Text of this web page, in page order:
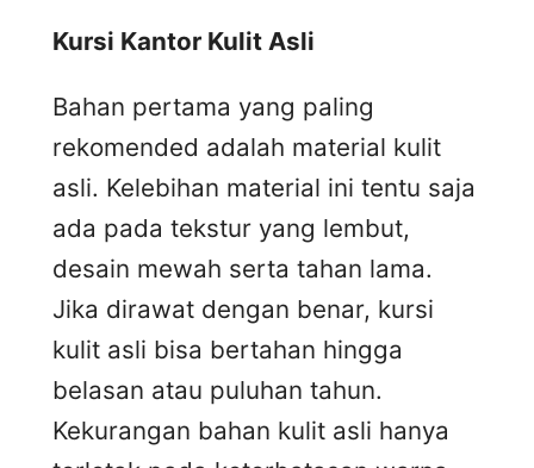
Kursi Kantor Kulit Asli
Bahan pertama yang paling
rekomended adalah material kulit
asli. Kelebihan material ini tentu saja
ada pada tekstur yang lembut,
desain mewah serta tahan lama.
Jika dirawat dengan benar, kursi
kulit asli bisa bertahan hingga
belasan atau puluhan tahun.
Kekurangan bahan kulit asli hanya